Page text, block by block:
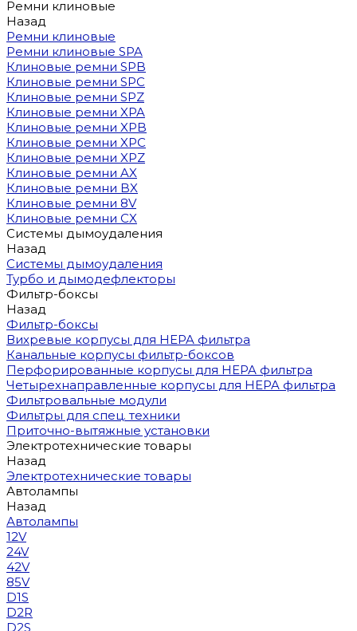
Ремни клиновые
Назад
Ремни клиновые
Ремни клиновые SPA
Клиновые ремни SPB
Клиновые ремни SPC
Клиновые ремни SPZ
Клиновые ремни XPA
Клиновые ремни XPB
Клиновые ремни XPC
Клиновые ремни XPZ
Клиновые ремни AX
Клиновые ремни BX
Клиновые ремни 8V
Клиновые ремни CX
Системы дымоудаления
Назад
Системы дымоудаления
Турбо и дымодефлекторы
Фильтр-боксы
Назад
Фильтр-боксы
Вихревые корпусы для HEPA фильтра
Канальные корпусы фильтр-боксов
Перфорированные корпусы для HEPA фильтра
Четырехнаправленные корпусы для HEPA фильтра
Фильтровальные модули
Фильтры для спец. техники
Приточно-вытяжные установки
Электротехнические товары
Назад
Электротехнические товары
Автолампы
Назад
Автолампы
12V
24V
42V
85V
D1S
D2R
D2S